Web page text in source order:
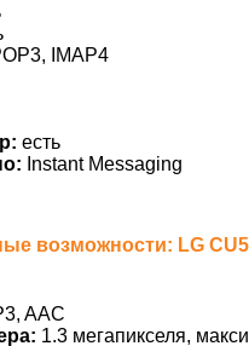
IMAP4
есть
Instant Messaging
возможности: LG
AAC
1.3 мегапикселя,